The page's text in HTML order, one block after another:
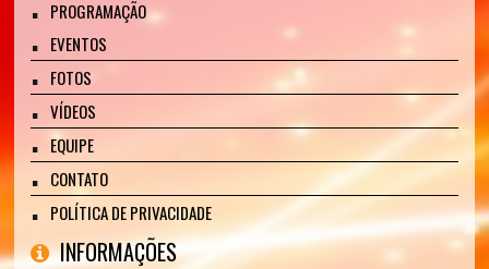
PROGRAMAÇÃO
EVENTOS
FOTOS
VÍDEOS
EQUIPE
CONTATO
POLÍTICA DE PRIVACIDADE
INFORMAÇÕES